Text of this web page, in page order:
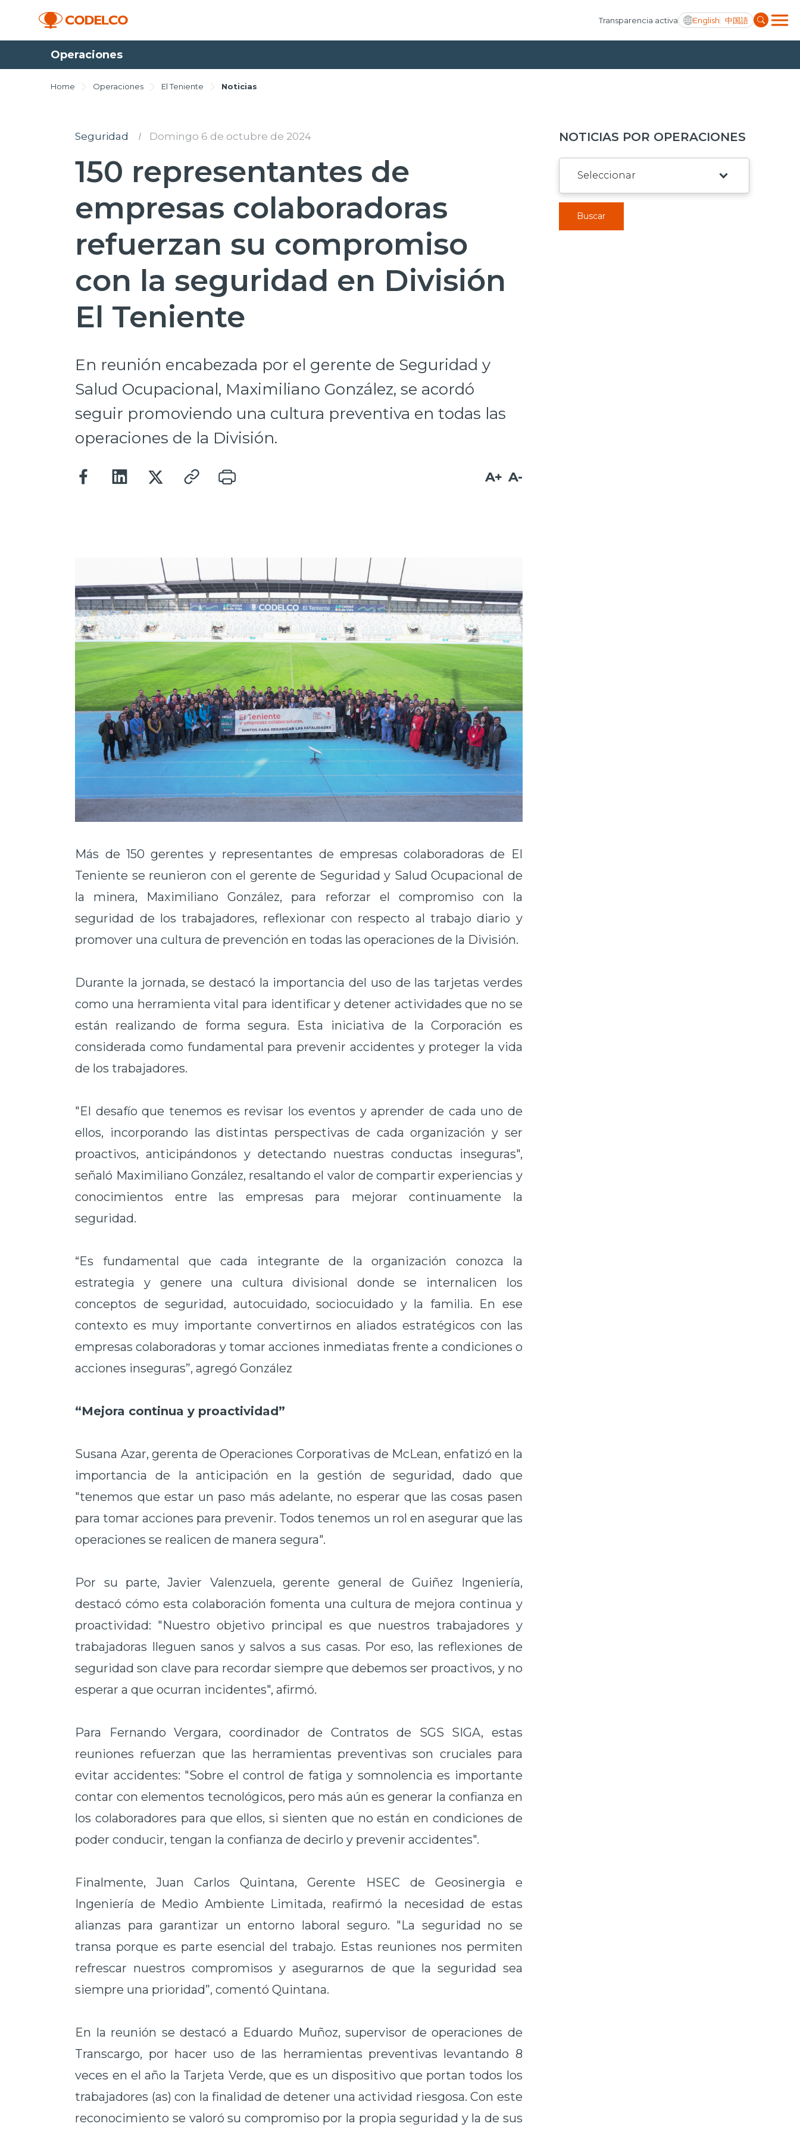
Transparencia activa English 中国語
Operaciones
Home Operaciones El Teniente Noticias
Seguridad I Domingo 6 de octubre de 2024
150 representantes de
empresas colaboradoras
refuerzan su compromiso
con la seguridad en División
El Teniente
En reunión encabezada por el gerente de Seguridad y
Salud Ocupacional, Maximiliano González, se acordó
seguir promoviendo una cultura preventiva en todas las
operaciones de la División.
A+ A-
Más de 150 gerentes y representantes de empresas colaboradoras de El
Teniente se reunieron con el gerente de Seguridad y Salud Ocupacional de
la minera, Maximiliano González, para reforzar el compromiso con la
seguridad de los trabajadores, reflexionar con respecto al trabajo diario y
promover una cultura de prevención en todas las operaciones de la División.
Durante la jornada, se destacó la importancia del uso de las tarjetas verdes
como una herramienta vital para identificar y detener actividades que no se
están realizando de forma segura. Esta iniciativa de la Corporación es
considerada como fundamental para prevenir accidentes y proteger la vida
de los trabajadores.
"El desafío que tenemos es revisar los eventos y aprender de cada uno de
ellos, incorporando las distintas perspectivas de cada organización y ser
proactivos, anticipándonos y detectando nuestras conductas inseguras",
señaló Maximiliano González, resaltando el valor de compartir experiencias y
conocimientos entre las empresas para mejorar continuamente la
seguridad.
“Es fundamental que cada integrante de la organización conozca la
estrategia y genere una cultura divisional donde se internalicen los
conceptos de seguridad, autocuidado, sociocuidado y la familia. En ese
contexto es muy importante convertirnos en aliados estratégicos con las
empresas colaboradoras y tomar acciones inmediatas frente a condiciones o
acciones inseguras”, agregó González
“Mejora continua y proactividad”
Susana Azar, gerenta de Operaciones Corporativas de McLean, enfatizó en la
importancia de la anticipación en la gestión de seguridad, dado que
"tenemos que estar un paso más adelante, no esperar que las cosas pasen
para tomar acciones para prevenir. Todos tenemos un rol en asegurar que las
operaciones se realicen de manera segura".
Por su parte, Javier Valenzuela, gerente general de Guiñez Ingeniería,
destacó cómo esta colaboración fomenta una cultura de mejora continua y
proactividad: "Nuestro objetivo principal es que nuestros trabajadores y
trabajadoras lleguen sanos y salvos a sus casas. Por eso, las reflexiones de
seguridad son clave para recordar siempre que debemos ser proactivos, y no
esperar a que ocurran incidentes", afirmó.
Para Fernando Vergara, coordinador de Contratos de SGS SIGA, estas
reuniones refuerzan que las herramientas preventivas son cruciales para
evitar accidentes: "Sobre el control de fatiga y somnolencia es importante
contar con elementos tecnológicos, pero más aún es generar la confianza en
los colaboradores para que ellos, si sienten que no están en condiciones de
poder conducir, tengan la confianza de decirlo y prevenir accidentes".
Finalmente, Juan Carlos Quintana, Gerente HSEC de Geosinergia e
Ingeniería de Medio Ambiente Limitada, reafirmó la necesidad de estas
alianzas para garantizar un entorno laboral seguro. "La seguridad no se
transa porque es parte esencial del trabajo. Estas reuniones nos permiten
refrescar nuestros compromisos y asegurarnos de que la seguridad sea
siempre una prioridad”, comentó Quintana.
En la reunión se destacó a Eduardo Muñoz, supervisor de operaciones de
Transcargo, por hacer uso de las herramientas preventivas levantando 8
veces en el año la Tarjeta Verde, que es un dispositivo que portan todos los
trabajadores (as) con la finalidad de detener una actividad riesgosa. Con este
reconocimiento se valoró su compromiso por la propia seguridad y la de sus
NOTICIAS POR OPERACIONES
Buscar